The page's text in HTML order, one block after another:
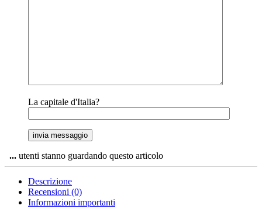
La capitale d'Italia?
... utenti stanno guardando questo articolo
Descrizione
Recensioni (0)
Informazioni importanti